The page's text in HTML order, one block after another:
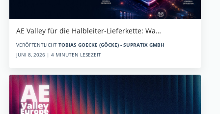
AE Valley für die Halbleiter-Lieferkette: Wa…
VERÖFFENTLICHT TOBIAS GOECKE (GÖCKE) - SUPRATIX GMBH
JUNI 8, 2026 | 4 MINUTEN LESEZEIT